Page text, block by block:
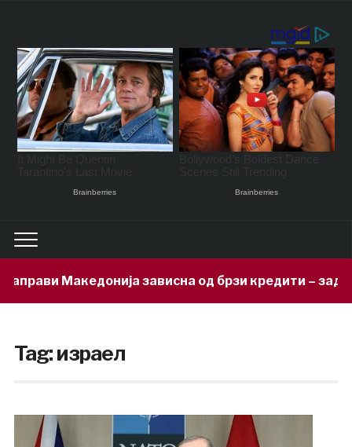
Македонија зависна од брзи кредити –
Tag:израел